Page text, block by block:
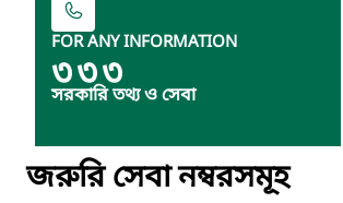
FOR ANY INFORMATION
৩৩৩
সরকারি তথ্য ও সেবা
জরুরি সেবা নম্বরসমূহ